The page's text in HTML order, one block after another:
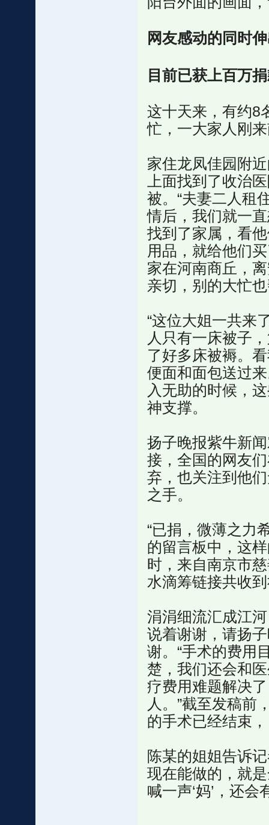
网友感动的同时
目前已获上百万
这十天来，有约8
忙，一大家人刚
家住龙凤佳园附
上面找到了收治
被。“夫妻二人租
情后，我们就一
找到了家属，看
用品，就给他们
家在河南商丘，
亲切，别的大忙
“这位大姐一共来
人只有一床被子
了好多床被褥。
便面和面包送过
入无助的时候，
神支撑。
扬子晚报紫牛新
接，全国的网友
弃，也关注到他
之手。
“已捐，微薄之力
的留言板中，这
时，来自南京市
水滴筹链接共收
涓涓细流汇成江
说着谢谢，请扬
谢。“手术的费用
楚，我们还会和
疗费用难题解决
人。”截至发稿前
的手术已经结束
陈某的姐姐告诉
现在能做的，就
喊一声‘妈’，还会